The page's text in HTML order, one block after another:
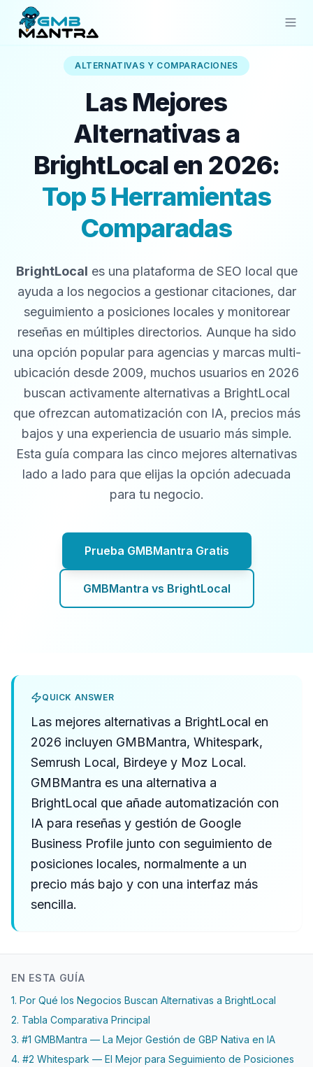
Solutions
Compare
Pricing
Sign In
ALTERNATIVAS Y COMPARACIONES
Las Mejores
Alternativas a
BrightLocal en 2026:
Top 5 Herramientas
Comparadas
BrightLocal es una plataforma de SEO local que
ayuda a los negocios a gestionar citaciones, dar
seguimiento a posiciones locales y monitorear
reseñas en múltiples directorios. Aunque ha sido
una opción popular para agencias y marcas multi-
ubicación desde 2009, muchos usuarios en 2026
buscan activamente alternativas a BrightLocal
que ofrezcan automatización con IA, precios más
bajos y una experiencia de usuario más simple.
Esta guía compara las cinco mejores alternativas
lado a lado para que elijas la opción adecuada
para tu negocio.
Prueba GMBMantra Gratis
GMBMantra vs BrightLocal
QUICK ANSWER
Las mejores alternativas a BrightLocal en
2026 incluyen GMBMantra, Whitespark,
Semrush Local, Birdeye y Moz Local.
GMBMantra es una alternativa a
BrightLocal que añade automatización con
IA para reseñas y gestión de Google
Business Profile junto con seguimiento de
posiciones locales, normalmente a un
precio más bajo y con una interfaz más
sencilla.
EN ESTA GUÍA
1. Por Qué los Negocios Buscan Alternativas a BrightLocal
2. Tabla Comparativa Principal
3. #1 GMBMantra — La Mejor Gestión de GBP Nativa en IA
4. #2 Whitespark — El Mejor para Seguimiento de Posiciones